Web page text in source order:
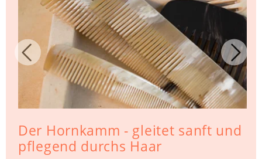
Der Hornkamm - gleitet sanft und
pflegend durchs Haar